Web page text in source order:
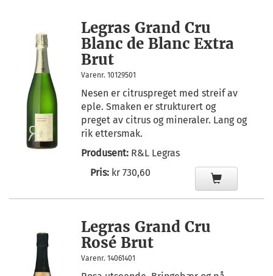
Legras Grand Cru
Blanc de Blanc Extra
Brut
Varenr. 10129501
Nesen er citruspreget med streif av
eple. Smaken er strukturert og
preget av citrus og mineraler. Lang og
rik ettersmak.
Produsent: R&L Legras
Pris: kr 730,60
Legras Grand Cru
Rosé Brut
Varenr. 14061401